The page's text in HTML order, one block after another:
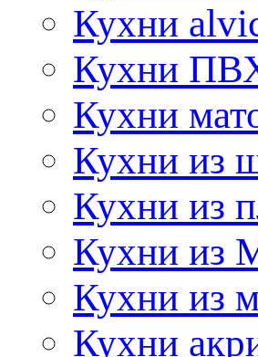
Кухни
Кухни
Кухни
Кухни из
Кухни из
Кухни из
Кухни из
Кухни